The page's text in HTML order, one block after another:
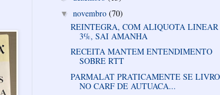
▼ novembro (70)
REINTEGRA, COM ALIQUOTA
3%, SAI AMANHA
RECEITA MANTEM ENTENDIMENTO
SOBRE RTT
PARMALAT PRATICAMENTE SE
NO CARF DE AUTUACA...